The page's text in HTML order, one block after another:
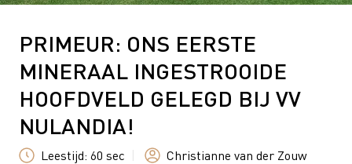
PRIMEUR: ONS EERSTE
MINERAAL INGESTROOIDE
HOOFDVELD GELEGD BIJ VV
NULANDIA!
Leestijd: 60 sec Christianne van der Zouw